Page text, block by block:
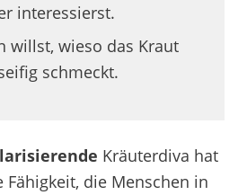
interessierst.
willst, wieso das Kraut
schmeckt.
Kräuterdiva hat
die Menschen in